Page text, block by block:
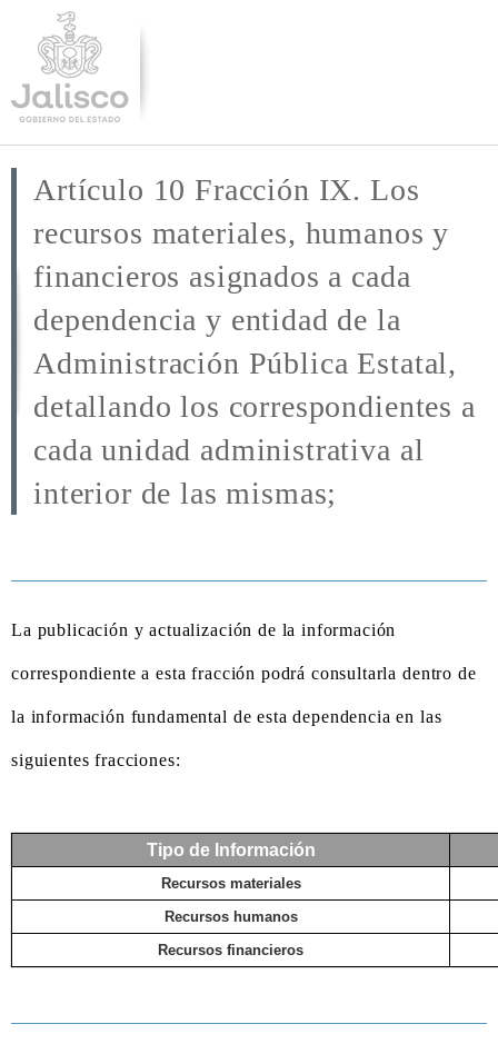
Artículo 10 Fracción IX. Los
recursos materiales, humanos y
financieros asignados a cada
dependencia y entidad de la
Administración Pública Estatal,
detallando los correspondientes a
cada unidad administrativa al
interior de las mismas;
La publicación y actualización de la información
correspondiente a esta fracción podrá consultarla dentro de
la información fundamental de esta dependencia en las
siguientes fracciones:
Tipo de Información
Recursos materiales
Recursos humanos
Recursos financieros